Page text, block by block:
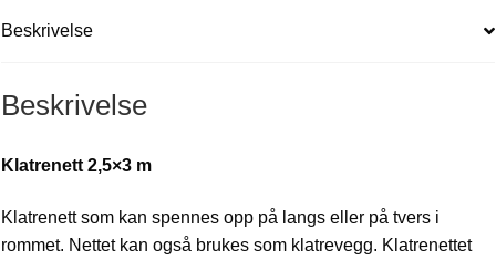
Beskrivelse
Beskrivelse
Klatrenett 2,5×3 m
Klatrenett som kan spennes opp på langs eller på tvers i
rommet. Nettet kan også brukes som klatrevegg. Klatrenettet